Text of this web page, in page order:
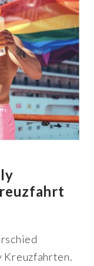
Kreuzfahrten.